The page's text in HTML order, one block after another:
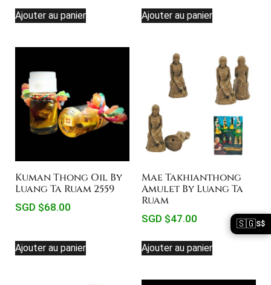
Ajouter au panier Ajouter au panier
Kuman Thong Oil By
Luang Ta Ruam 2559
SGD $68.00
Ajouter au panier
Mae Takhianthong
Amulet By Luang Ta
Ruam
SGD $47.00
Ajouter au panier
🇸🇬S$